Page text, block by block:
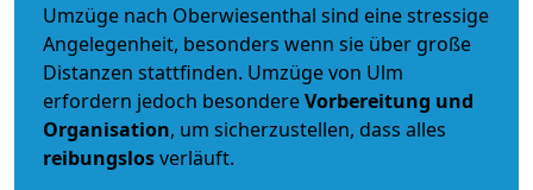
Umzüge nach Oberwiesenthal sind eine stressige
Angelegenheit, besonders wenn sie über große
Distanzen stattfinden. Umzüge von Ulm
erfordern jedoch besondereVorbereitung und
Organisation, um sicherzustellen, dass alles
reibungslosverläuft.